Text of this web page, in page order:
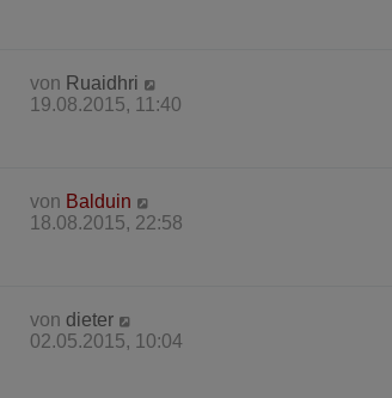
von Ruaidhri
19.08.2015, 11:40
von Balduin
18.08.2015, 22:58
von dieter
02.05.2015, 10:04